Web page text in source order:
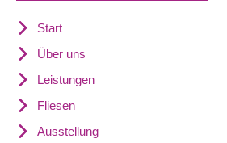
Start
Über uns
Leistungen
Fliesen
Ausstellung